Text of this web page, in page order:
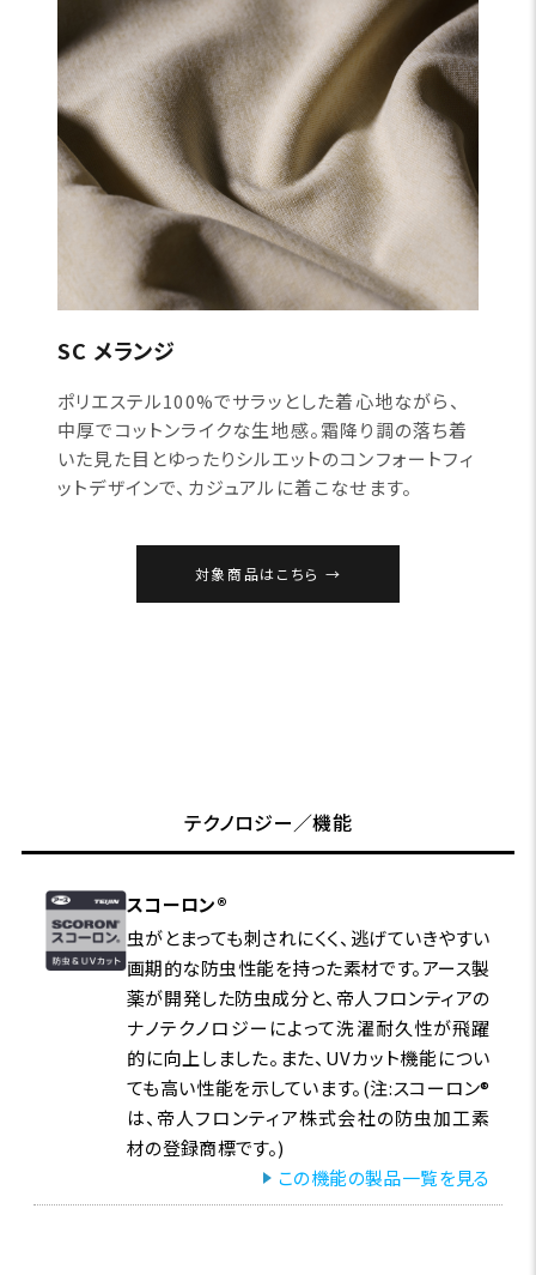
SC メランジ
ポリエステル100%でサラッとした着心地ながら、
中厚でコットンライクな生地感。霜降り調の落ち着
いた見た目とゆったりシルエットのコンフォートフィ
ットデザインで、カジュアルに着こなせます。
対象商品はこちら
テクノロジー／機能
スコーロン®
虫がとまっても刺されにくく、逃げていきやすい
画期的な防虫性能を持った素材です。アース製
薬が開発した防虫成分と、帝人フロンティアの
ナノテクノロジーによって洗濯耐久性が飛躍
的に向上しました。また、UVカット機能につい
ても高い性能を示しています。(注:スコーロン®
は、帝人フロンティア株式会社の防虫加工素
材の登録商標です。)
この機能の製品一覧を見る